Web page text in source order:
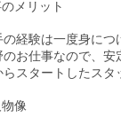
メリット
の経験は一度身に
のお仕事なので、
らスタートしたスタ
像